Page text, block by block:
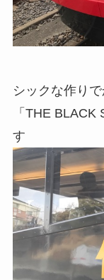
シックな作り
「THE
す